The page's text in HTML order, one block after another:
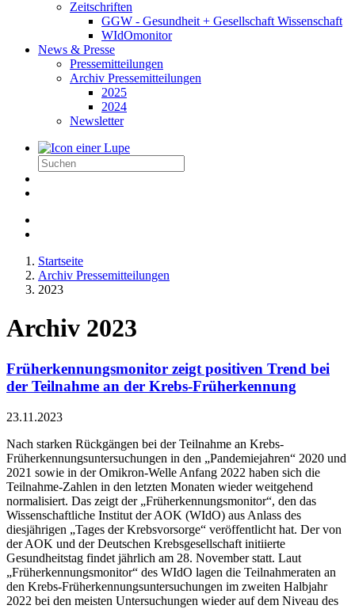
Zeitschriften
GGW - Gesundheit + Gesellschaft Wissenschaft
WIdOmonitor
News & Presse
Pressemitteilungen
Archiv Pressemitteilungen
2025
2024
Newsletter
Startseite
Archiv Pressemitteilungen
2023
Archiv 2023
Früherkennungsmonitor zeigt positiven Trend bei
der Teilnahme an der Krebs-Früherkennung
23.11.2023
Nach starken Rückgängen bei der Teilnahme an Krebs-
Früherkennungsuntersuchungen in den „Pandemiejahren“ 2020 und
2021 sowie in der Omikron-Welle Anfang 2022 haben sich die
Teilnahme-Zahlen in den letzten Monaten wieder weitgehend
normalisiert. Das zeigt der „Früherkennungsmonitor“, den das
Wissenschaftliche Institut der AOK (WIdO) aus Anlass des
diesjährigen „Tages der Krebsvorsorge“ veröffentlicht hat. Der von
der AOK und der Deutschen Krebsgesellschaft initiierte
Gesundheitstag findet jährlich am 28. November statt. Laut
„Früherkennungsmonitor“ des WIdO lagen die Teilnahmeraten an
den Krebs-Früherkennungsuntersuchungen im zweiten Halbjahr
2022 bei den meisten Untersuchungen wieder auf dem Niveau des